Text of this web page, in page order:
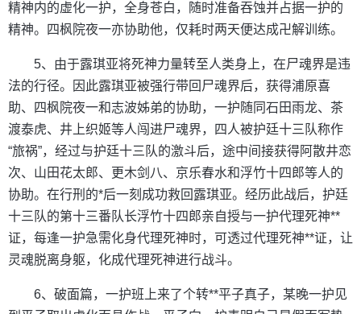
精神内的虚化一护，全身苍白，随时准备吞蚀并占据一护的
精神。四枫院夜一亦协助他，仅耗时两天便达成卍解训练。
5、由于露琪亚将死神力量转至人类身上，在尸魂界是违
法的行径。因此露琪亚被强行带回尸魂界后，获得浦原喜
助、四枫院夜一和志波姊弟的协助，一护随同石田雨龙、茶
渡泰虎、井上织姬等人闯进尸魂界，四人被护廷十三队称作
“旅祸”，经过与护廷十三队的激斗后，途中间接获得阿散井恋
次、山田花太郎、更木剑八、京乐春水和浮竹十四郎等人的
协助。在行刑的*后一刻成功救回露琪亚。经历此战后，护廷
十三队的第十三番队长浮竹十四郎亲自授与一护代理死神**
证，每逢一护急需化身代理死神时，可透过代理死神**证，让
灵魂脱离身躯，化成代理死神进行战斗。
6、破面篇，一护班上来了个转**平子真子，某晚一护见